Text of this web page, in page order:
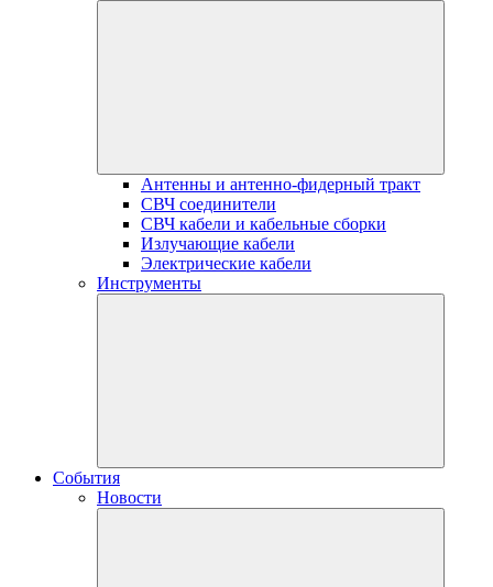
Антенны и антенно-фидерный тракт
СВЧ соединители
СВЧ кабели и кабельные сборки
Излучающие кабели
Электрические кабели
Инструменты
События
Новости